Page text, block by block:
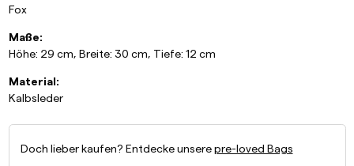
Fox
Maße:
Höhe: 29 cm, Breite: 30 cm, Tiefe: 12 cm
Material:
Kalbsleder
Doch lieber kaufen? Entdecke unsere pre-loved Bags